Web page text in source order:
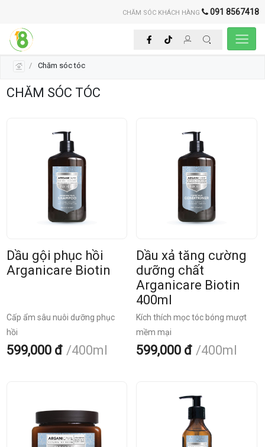
CHĂM SÓC KHÁCH HÀNG 091 8567418
Chăm sóc tóc
CHĂM SÓC TÓC
Dầu gội phục hồi
Arganicare Biotin
Cấp ẩm sâu nuôi dưỡng phục
hồi
599,000 đ 400ml
Dầu xả tăng cường
dưỡng chất
Arganicare Biotin
400ml
Kích thích mọc tóc bóng mượt
mềm mại
599,000 đ 400ml